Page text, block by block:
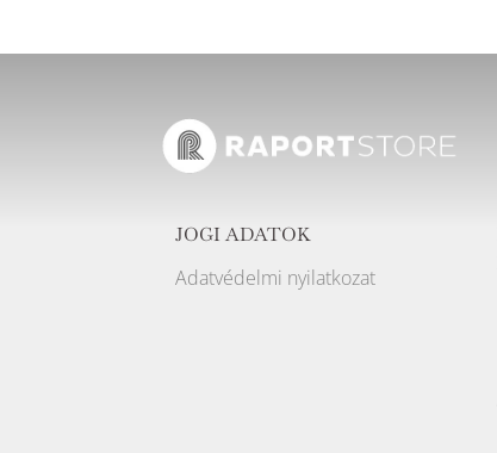
JOGI ADATOK
Adatvédelmi nyilatkozat